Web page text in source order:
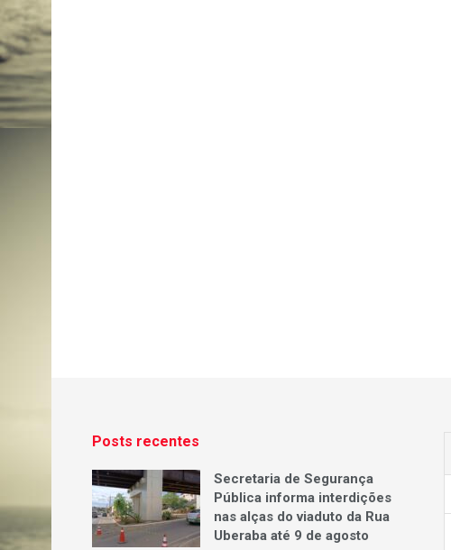
Posts recentes
Secretaria de Segurança
Pública informa interdições
nas alças do viaduto da Rua
Uberaba até 9 de agosto